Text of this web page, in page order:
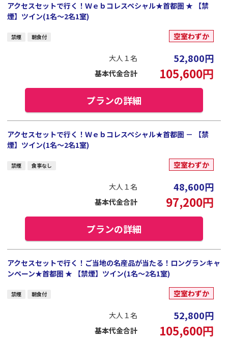
アクセスセットで行く！Ｗｅｂコレスペシャル★首都圏 ★ 【禁
煙】ツイン(1名～2名1室)
禁煙 朝食付 空室わずか
大人１名 52,800円
基本代金合計 105,600円
プランの詳細
アクセスセットで行く！Ｗｅｂコレスペシャル★首都圏 － 【禁
煙】ツイン(1名～2名1室)
禁煙 食事なし 空室わずか
大人１名 48,600円
基本代金合計 97,200円
プランの詳細
アクセスセットで行く！ご当地の名産品が当たる！ロングランキャ
ンペーン★首都圏 ★ 【禁煙】ツイン(1名～2名1室)
禁煙 朝食付 空室わずか
大人１名 52,800円
基本代金合計 105,600円